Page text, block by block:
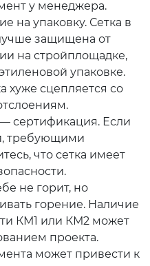
у менеджера.
на упаковку. Сетка в
защищена от
на стройплощадке,
упаковке.
хуже сцепляется со
сертификация. Если
требующими
что сетка имеет
не горит, но
горение. Наличие
КМ1 или КМ2 может
проекта.
может привести к